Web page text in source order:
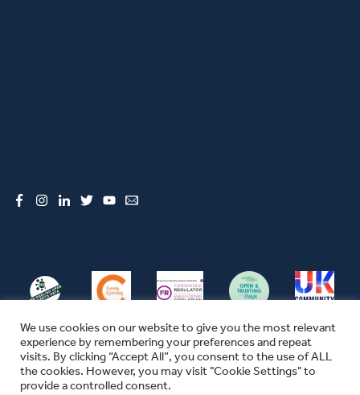
© CFW 2026 ALL RIGHTS RESERVED
We use cookies on our website to give you the most relevant
experience by remembering your preferences and repeat
visits. By clicking “Accept All”, you consent to the use of ALL
the cookies. However, you may visit "Cookie Settings" to
provide a controlled consent.